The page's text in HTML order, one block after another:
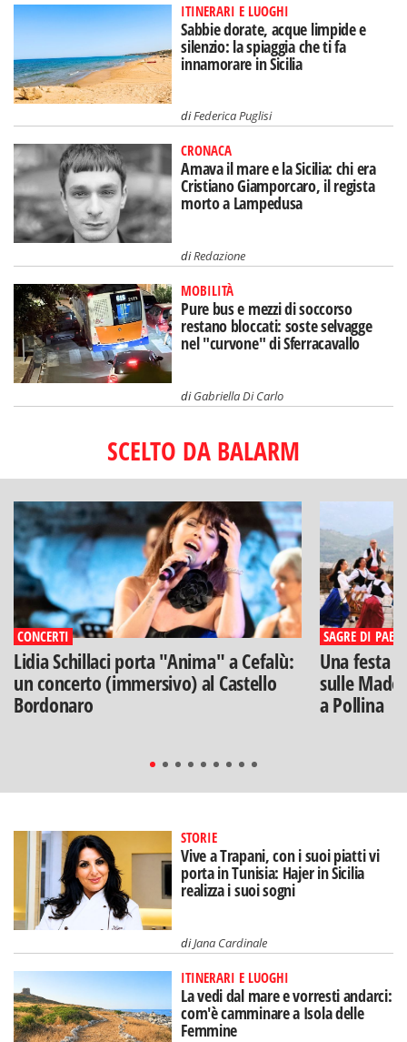
ITINERARI E LUOGHI
Sabbie dorate, acque limpide e
silenzio: la spiaggia che ti fa
innamorare in Sicilia
diFederica Puglisi
CRONACA
Amava il mare e la Sicilia: chi era
Cristiano Giamporcaro, il regista
morto a Lampedusa
diRedazione
MOBILITÀ
Pure bus e mezzi di soccorso
restano bloccati: soste selvagge
nel "curvone" di Sferracavallo
diGabriella Di Carlo
SCELTO DA BALARM
CONCERTI
Lidia Schillaci porta "Anima" a Cefalù:
un concerto (immersivo) al Castello
Bordonaro
SAGRE DI PAESE
Una festa
sulle
a Pollina
STORIE
Vive a Trapani, con i suoi piatti vi
porta in Tunisia: Hajer in Sicilia
realizza i suoi sogni
diJana Cardinale
ITINERARI E LUOGHI
La vedi dal mare e vorresti andarci:
com'è camminare a Isola delle
Femmine